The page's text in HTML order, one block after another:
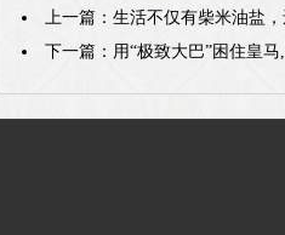
上一篇： 生活不仅有柴米油盐
下一篇： 用“极致大巴”困住皇